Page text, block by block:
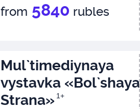
from 5840 rubles
Mul`timediynaya
vystavka «Bol`shaya
Strana» 1+